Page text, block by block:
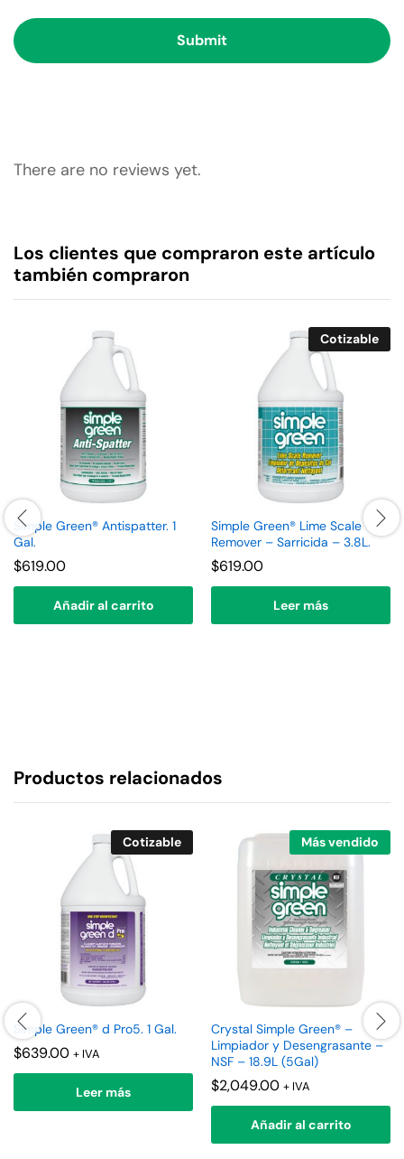
There are no reviews yet.
Los clientes que compraron este artículo
también compraron
Simple Green® Antispatter. 1
Gal.
$619.00
Añadir al carrito
Cotizable
Simple Green® Lime Scale
Remover – Sarricida – 3.8L.
$619.00
Leer más
Productos relacionados
Cotizable
Simple Green® d Pro5. 1 Gal.
$639.00 + IVA
Leer más
Más vendido
Crystal Simple Green® –
Limpiador y Desengrasante –
NSF – 18.9L (5Gal)
$2,049.00 + IVA
Añadir al carrito